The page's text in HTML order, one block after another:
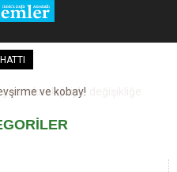
ve kobay!